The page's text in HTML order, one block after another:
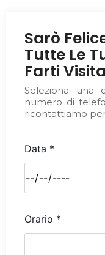
Sarò
Tutte Le
Farti
Seleziona una
numero di
ricontattiamo
Data *
Orario *